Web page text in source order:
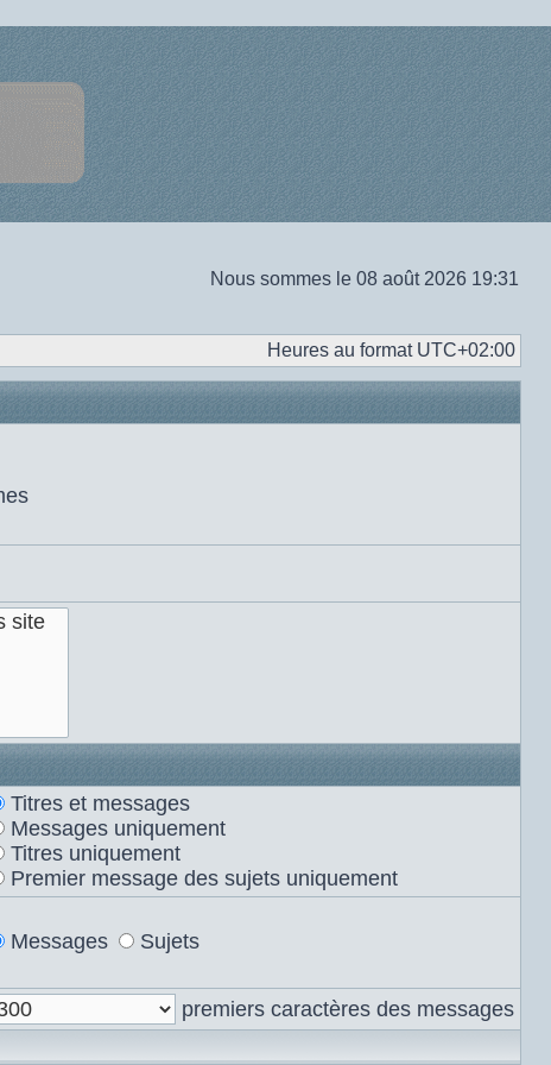
Nous sommes le 08 août 2026 19:31
Heures au format UTC+02:00
Titres et messages
Messages uniquement
Titres uniquement
Premier message des sujets uniquement
Messages Sujets
premiers caractères des messages